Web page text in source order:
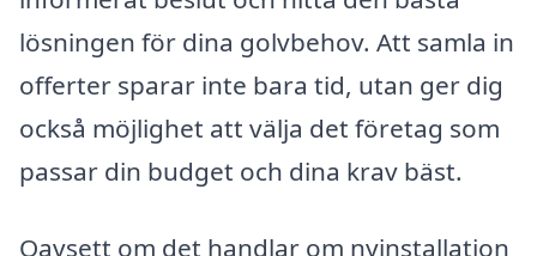
lösningen för dina golvbehov. Att samla in
offerter sparar inte bara tid, utan ger dig
också möjlighet att välja det företag som
passar din budget och dina krav bäst.
Oavsett om det handlar om nyinstallation